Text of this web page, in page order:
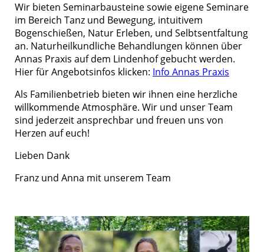
Wir bieten Seminarbausteine sowie eigene Seminare
im Bereich Tanz und Bewegung, intuitivem
Bogenschießen, Natur Erleben, und Selbtsentfaltung
an. Naturheilkundliche Behandlungen können über
Annas Praxis auf dem Lindenhof gebucht werden.
Hier für Angebotsinfos klicken: Info Annas Praxis
Als Familienbetrieb bieten wir ihnen eine herzliche
willkommende Atmosphäre. Wir und unser Team
sind jederzeit ansprechbar und freuen uns von
Herzen auf euch!
Lieben Dank
Franz und Anna mit unserem Team